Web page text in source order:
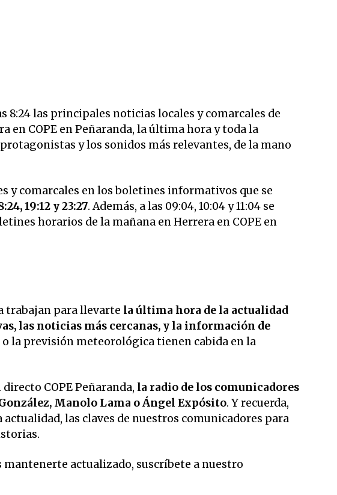
8:24 las principales noticias locales y comarcales de
en COPE en Peñaranda, la última hora y toda la
y los sonidos más relevantes, de la mano
y comarcales en los boletines informativos que se
19:12 y 23:27. Además, a las 09:04, 10:04 y 11:04 se
horarios de la mañana en Herrera en COPE en
trabajan para llevarte la última hora de la actualidad
las noticias más cercanas, y la información de
la previsión meteorológica tienen cabida en la
directo COPE Peñaranda, la radio de los comunicadores
Manolo Lama o Ángel Expósito. Y recuerda,
las claves de nuestros comunicadores para
mantenerte actualizado, suscríbete a nuestro